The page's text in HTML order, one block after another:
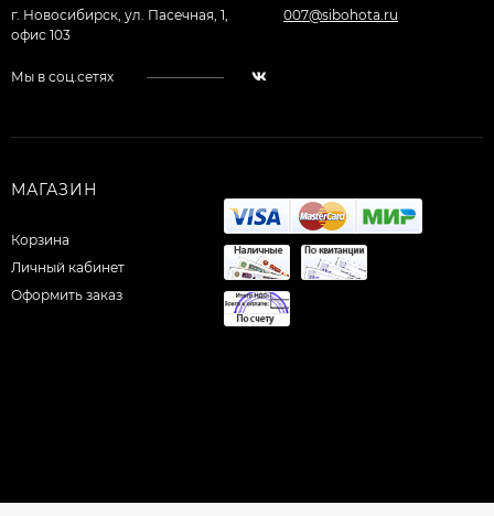
г. Новосибирск, ул. Пасечная, 1,
офис 103
007@sibohota.ru
Мы в соц.сетях
МАГАЗИН
Корзина
Личный кабинет
Оформить заказ